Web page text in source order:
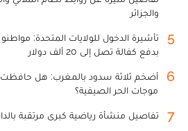
والجزائر
5
بدفع كفالة تصل إلى 20 ألف دولار
6
أضخم ثلاثة سدود بالمغرب: هل
موجات الحر الصيفية؟
7 تفاصيل منشأة رياضية كبرى مرتقبة